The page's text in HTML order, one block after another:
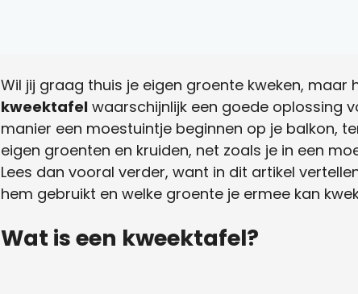
Wil jij graag thuis je eigen groente kweken, maar
kweektafel waarschijnlijk een goede oplossing
manier een moestuintje beginnen op je balkon,
eigen groenten en kruiden, net zoals je in een
Lees dan vooral verder, want in dit artikel
hem gebruikt en welke groente je ermee kan
Wat is een kweektafel?